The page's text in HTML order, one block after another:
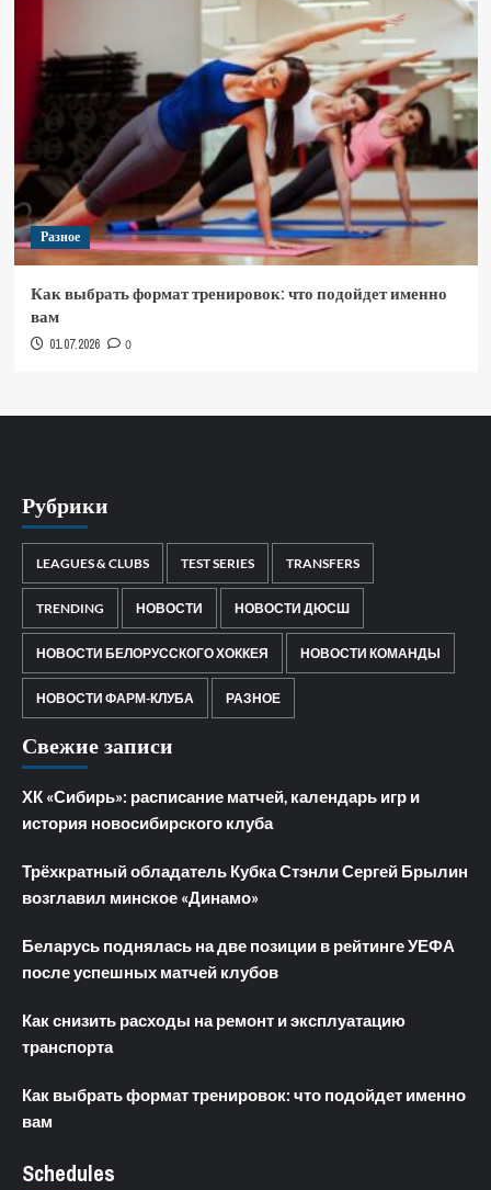
Разное
Как выбрать формат тренировок: что подойдет именно
вам
01.07.2026 0
Рубрики
LEAGUES & CLUBS TEST SERIES TRANSFERS
TRENDING НОВОСТИ НОВОСТИ ДЮСШ
НОВОСТИ БЕЛОРУССКОГО ХОККЕЯ НОВОСТИ КОМАНДЫ
НОВОСТИ ФАРМ-КЛУБА РАЗНОЕ
Свежие записи
ХК «Сибирь»: расписание матчей, календарь игр и
история новосибирского клуба
Трёхкратный обладатель Кубка Стэнли Сергей Брылин
возглавил минское «Динамо»
Беларусь поднялась на две позиции в рейтинге УЕФА
после успешных матчей клубов
Как снизить расходы на ремонт и эксплуатацию
транспорта
Как выбрать формат тренировок: что подойдет именно
вам
Schedules